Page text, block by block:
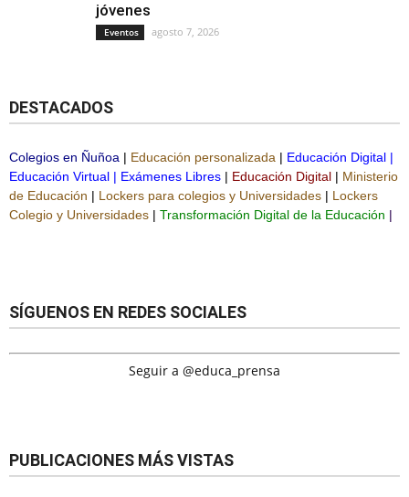
jóvenes
Eventos agosto 7, 2026
DESTACADOS
Colegios en Ñuñoa | Educación personalizada | Educación Digital |
Educación Virtual | Exámenes Libres | Educación Digital | Ministerio
de Educación | Lockers para colegios y Universidades | Lockers
Colegio y Universidades | Transformación Digital de la Educación |
SÍGUENOS EN REDES SOCIALES
Seguir a @educa_prensa
PUBLICACIONES MÁS VISTAS